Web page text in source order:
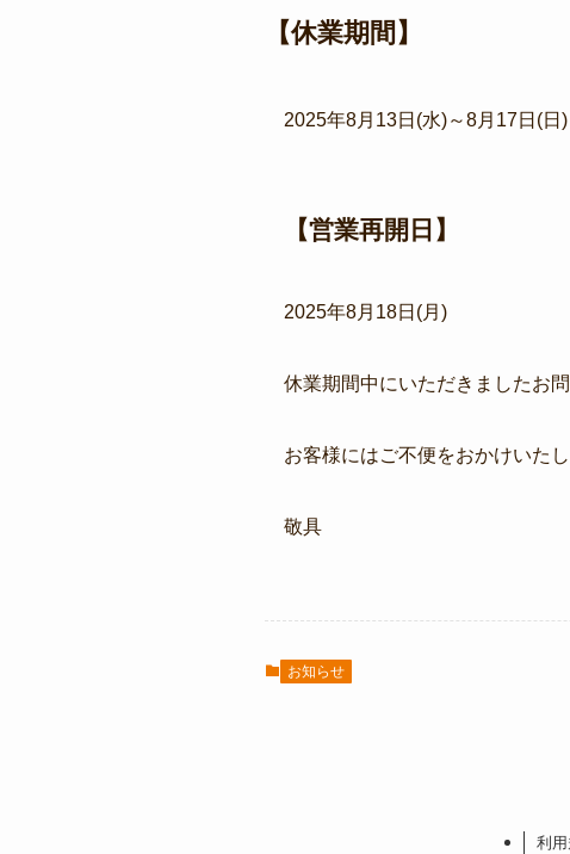
【休業期間】
2025年8月13日(水)～8月17日(日)
【営業再開日】
2025年8月18日(月)
休業期間中にいただきましたお
お客様にはご不便をおかけいた
敬具
お知らせ
利